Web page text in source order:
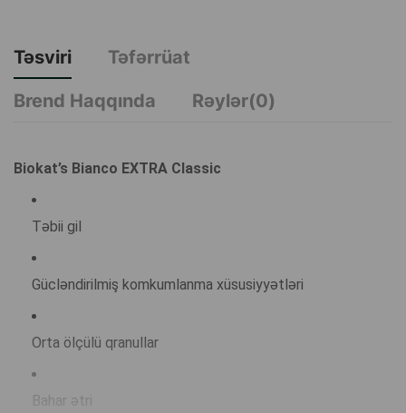
Təsviri
Təfərrüat
Brend Haqqında
Rəylər(0)
Biokat’s Bianco EXTRA Classic
Təbii gil
Gücləndirilmiş komkumlanma xüsusiyyətləri
Orta ölçülü qranullar
Bahar ətri